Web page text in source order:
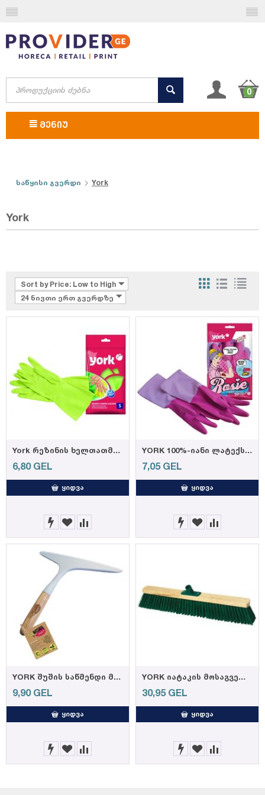
0
ᲛᲔᲜᲘᲣ
საწყისი გვერდი York
York
Sort by Price: Low to High
24 ნივთი ერთ გვერდზე
York რეზინის ხელთათმანი ალოე ვერა S - ზომა, 56 გრ
6,80 GEL
ᲧᲘᲓᲕᲐ
YORK 100%-იანი ლატექსის ხელთათმანი გრძელი მანჟეტით და ვარდის არომატით ზომა S
7,05 GEL
ᲧᲘᲓᲕᲐ
YORK შუშის საწმენდი მოწყობილობა ეკო სერია ბამბუკის ტარით
9,90 GEL
ᲧᲘᲓᲕᲐ
YORK იატაკის მოსაგველი ჯაგრისი 60სმ სიგრძის სახელურის გარეშე (12)
30,95 GEL
ᲧᲘᲓᲕᲐ